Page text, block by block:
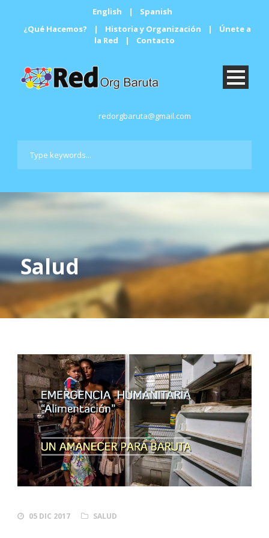
English |
Spanish
¿Qué Hacemos?
| Historia y Organización |
Únete a
la Red
| Contacto
redorgbaruta@gmail.com
Salud
05 DIC 2017 SALUD